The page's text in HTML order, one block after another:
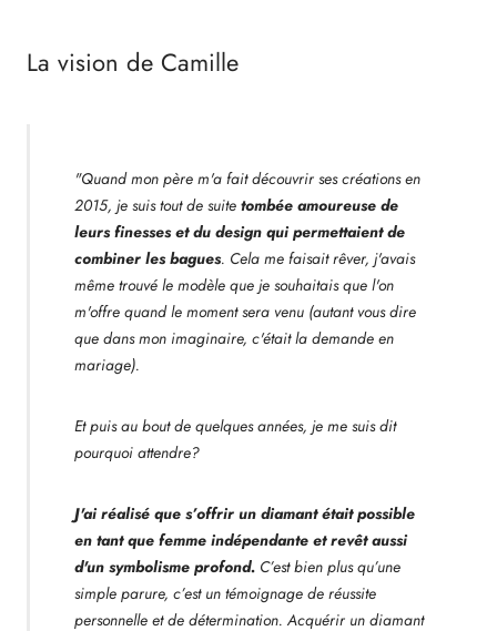
La vision de Camille
"Quand mon père m'a fait découvrir ses créations en
2015, je suis tout de suite tombée amoureuse de
leurs finesses et du design qui permettaient de
combiner les bagues. Cela me faisait rêver, j'avais
même trouvé le modèle que je souhaitais que l'on
m'offre quand le moment sera venu (autant vous dire
que dans mon imaginaire, c'était la demande en
mariage).
Et puis au bout de quelques années, je me suis dit
pourquoi attendre?
J'ai réalisé que s’offrir un diamant était possible
en tant que femme indépendante et revêt aussi
d'un symbolisme profond. C’est bien plus qu’une
simple parure, c’est un témoignage de réussite
personnelle et de détermination. Acquérir un diamant